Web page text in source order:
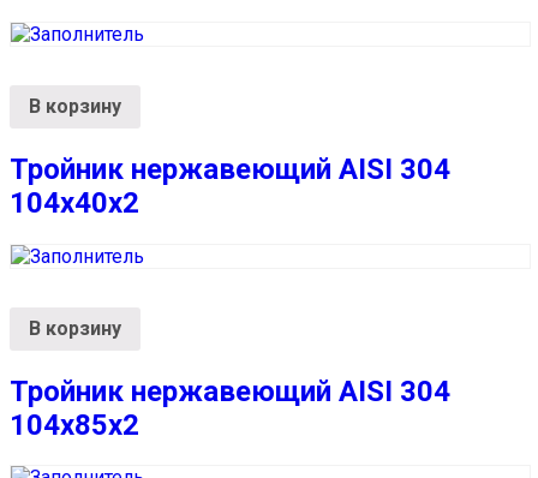
В корзину
Тройник нержавеющий AISI 304
104х40х2
В корзину
Тройник нержавеющий AISI 304
104х85х2